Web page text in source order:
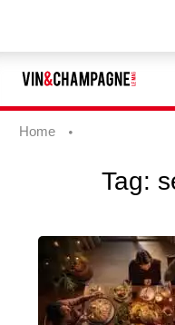
English
Home
Tag: